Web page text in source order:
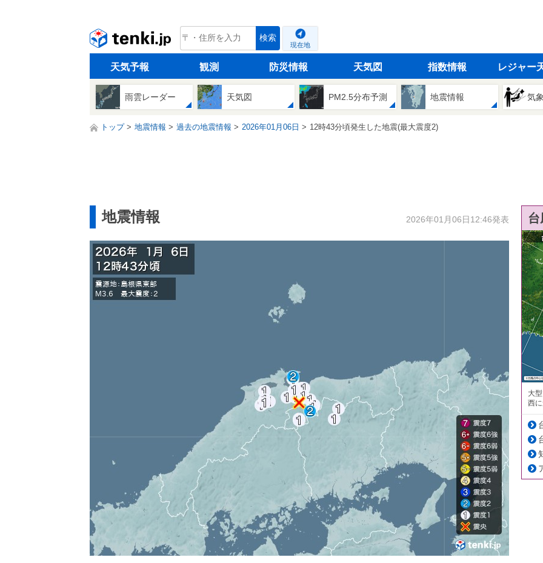
tenki.jp 検索
現在地
天気予報 観測 防災情報 天気図 指数情報 レジャー
雨雲レーダー 天気図 PM2.5分布予測 地震情報 気
トップ 地震情報 過去の地震情報 2026年01月06日 12時43分頃発生した地震(最大震度2)
地震情報 2026年01月06日12:46発表
大
西